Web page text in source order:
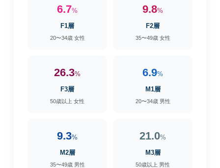
6.7%
F1層
20〜34歳 女性
9.8%
F2層
35〜49歳 女性
26.3%
F3層
50歳以上 女性
6.9%
M1層
20〜34歳 男性
9.3%
M2層
35〜49歳 男性
21.0%
M3層
50歳以上 男性